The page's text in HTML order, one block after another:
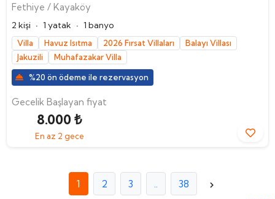
Fethiye / Kayaköy
2 kişi · 1 yatak · 1 banyo
Villa Havuz Isıtma 2026 Fırsat Villaları
Balayı Villası
Jakuzili
Muhafazakar Villa
%20 ön ödeme ile rezervasyon
Gecelik Başlayan fiyat
8.000 ₺
En az 2 gece
1 2 3 38